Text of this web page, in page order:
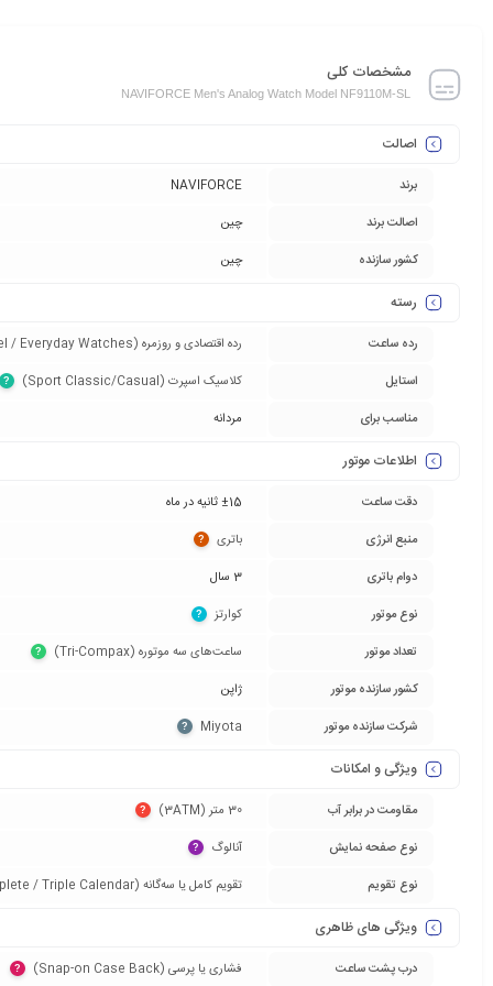
مشخصات کلی
NAVIFORCE Men's Analog Watch Model NF9110M-SL
اصالت
برند
NAVIFORCE
اصالت برند
چین
کشور سازنده
چین
رسته
رده ساعت
رده اقتصادی و روزمره (Entry-Level / Everyday Watches)‏
استایل
کلاسیک اسپرت (Sport Classic/Casual)‏ ?
مناسب برای مردانه
اطلاعات موتور
دقت ساعت
±15 ثانیه در ماه
منبع انرژی
باتری‏ ?
دوام باتری
3 سال
نوع موتور
کوارتز‏ ?
تعداد موتور ساعت‌های سه موتوره (Tri-Compax)‏ ?
کشور سازنده موتور
ژاپن
شرکت سازنده موتور
Miyota‏
?
ویژگی و امکانات
مقاومت در برابر آب 30 متر (3ATM)‏ ?
نوع صفحه نمایش آنالوگ‏ ?
نوع تقویم تقویم کامل یا سه‌گانه (Complete / Triple Calendar)‏
ویژگی های ظاهری
درب پشت ساعت فشاری یا پرسی (Snap-on Case Back)‏ ?